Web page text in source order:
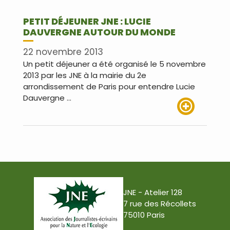
PETIT DÉJEUNER JNE : LUCIE
DAUVERGNE AUTOUR DU MONDE
22 novembre 2013
Un petit déjeuner a été organisé le 5 novembre
2013 par les JNE à la mairie du 2e
arrondissement de Paris pour entendre Lucie
Dauvergne …
JNE - Atelier 128
7 rue des Récollets
75010 Paris